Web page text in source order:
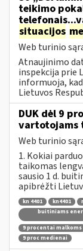
teikimo
situacijos
Web turinio
Atnaujinimo
inspekcija prie
informuoja,
Lietuvos
DUK dėl 9
vartotojams
Web turinio
1. Kokiai
taikomas
sausio 1 d.
apibrėžti
kn 4401 kn4401
buitiniams
9 procentai malkoms
9 proc medienai